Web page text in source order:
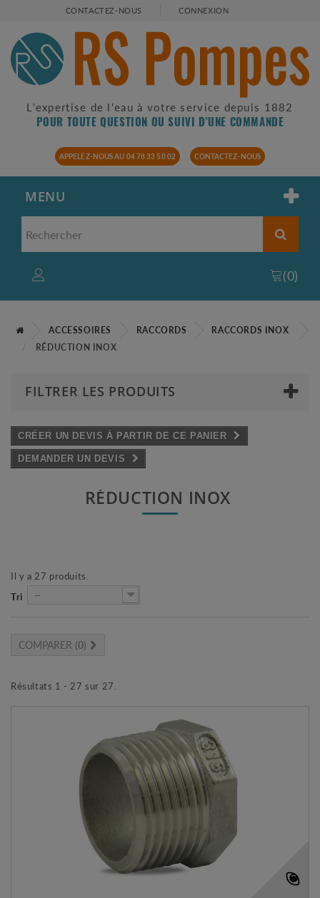
CONTACTEZ-NOUS CONNEXION
L'expertise de l'eau à votre service depuis 1882
POUR TOUTE QUESTION OU SUIVI D'UNE COMMANDE
APPELEZ-NOUS AU 04 78 33 50 02 CONTACTEZ-NOUS
MENU
(0)
ACCESSOIRES RACCORDS
RACCORDS INOX
RÉDUCTION INOX
FILTRER LES PRODUITS
CRÉER UN DEVIS À PARTIR DE CE PANIER
DEMANDER UN DEVIS
RÉDUCTION INOX
Il y a 27 produits.
Tri
--
COMPARER (0)
Résultats 1 - 27 sur 27.